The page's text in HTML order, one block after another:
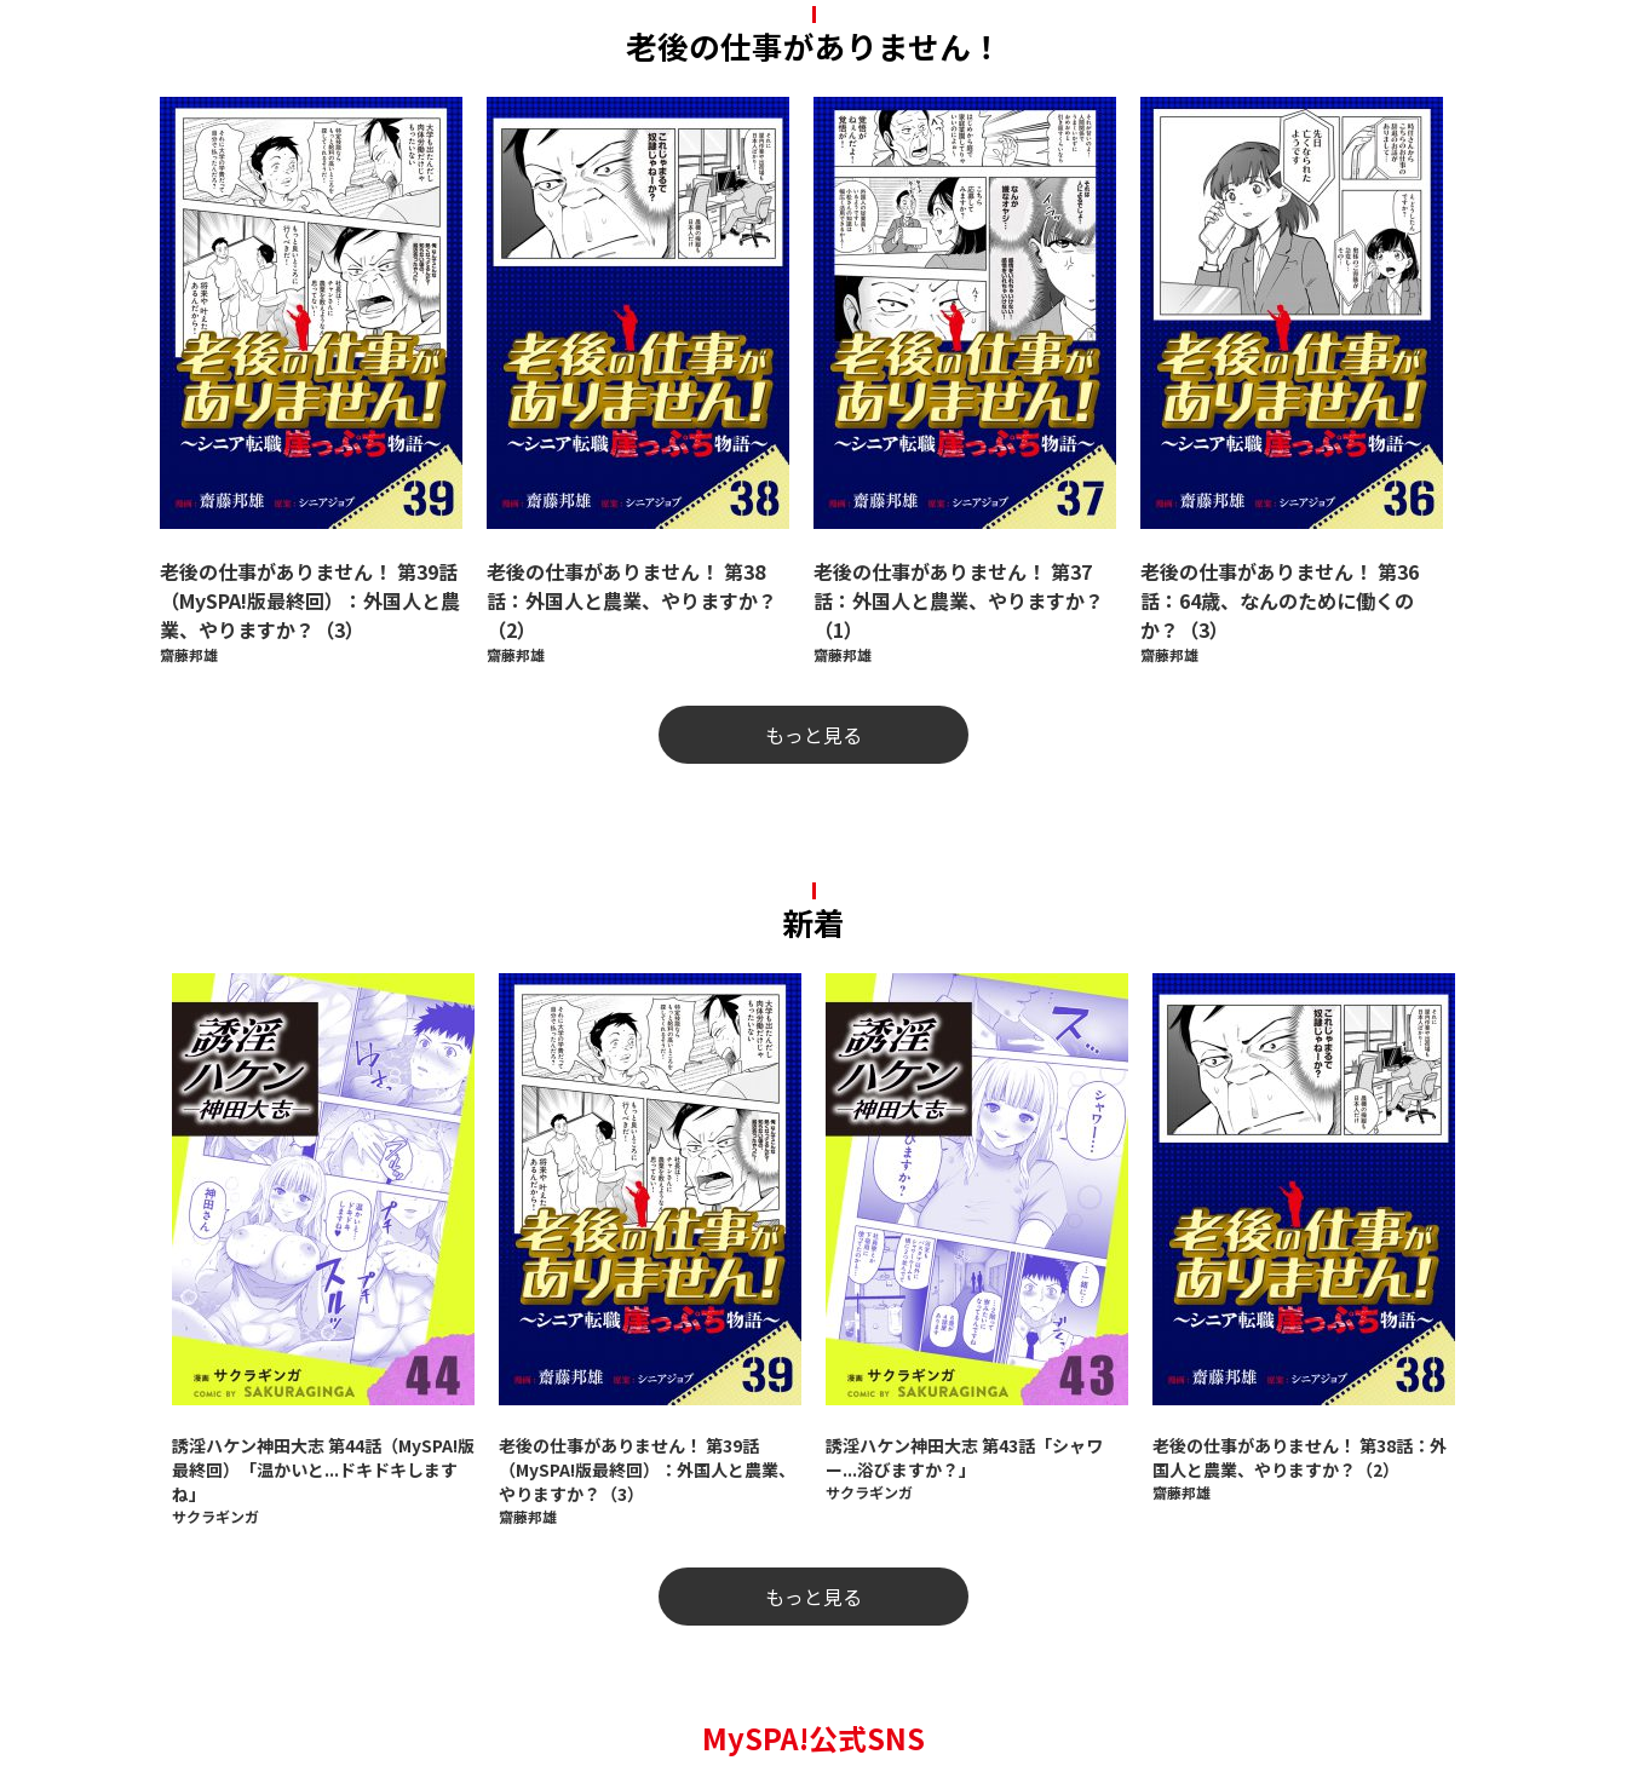
老後の仕事がありません！
老後の仕事がありません！ 第39話
（MySPA!版最終回）：外国人と農
業、やりますか？（3）
齋藤邦雄
老後の仕事がありません！ 第38
話：外国人と農業、やりますか？
（2）
齋藤邦雄
老後の仕事がありません！ 第37
話：外国人と農業、やりますか？
（1）
齋藤邦雄
老後の仕事がありません！ 第36
話：64歳、なんのために働くの
か？（3）
齋藤邦雄
もっと見る
新着
誘淫ハケン神田大志 第44話（MySPA!版
最終回）「温かいと...ドキドキします
ね」
サクラギンガ
老後の仕事がありません！ 第39話
（MySPA!版最終回）：外国人と農業、
やりますか？（3）
齋藤邦雄
誘淫ハケン神田大志 第43話「シャワ
ー...浴びますか？」
サクラギンガ
老後の仕事がありません！ 第38話：外
国人と農業、やりますか？（2）
齋藤邦雄
もっと見る